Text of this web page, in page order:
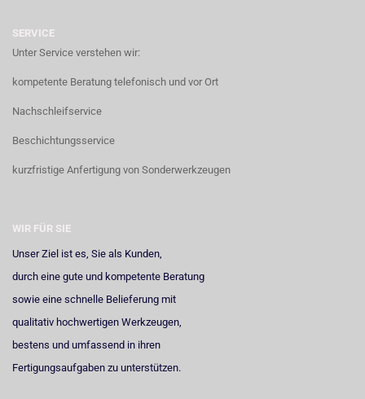
SERVICE
Unter Service verstehen wir:
kompetente Beratung telefonisch und vor Ort
Nachschleifservice
Beschichtungsservice
kurzfristige Anfertigung von Sonderwerkzeugen
WIR FÜR SIE
Unser Ziel ist es, Sie als Kunden,
durch eine gute und kompetente Beratung
sowie eine schnelle Belieferung mit
qualitativ hochwertigen Werkzeugen,
bestens und umfassend in ihren
Fertigungsaufgaben zu unterstützen.